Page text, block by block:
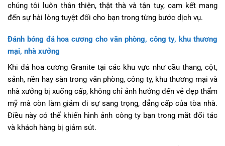
chúng tôi luôn thân thiện, thật thà và tận tụy, cam kết mang
đến sự hài lòng tuyệt đối cho bạn trong từng bước dịch vụ.
Đánh bóng đá hoa cương cho văn phòng, công ty, khu thương
mại, nhà xưởng
Khi đá hoa cương Granite tại các khu vực như cầu thang, cột,
sảnh, nền hay sàn trong văn phòng, công ty, khu thương mại và
nhà xưởng bị xuống cấp, không chỉ ảnh hưởng đến vẻ đẹp thẩm
mỹ mà còn làm giảm đi sự sang trọng, đẳng cấp của tòa nhà.
Điều này có thể khiến hình ảnh công ty bạn trong mắt đối tác
và khách hàng bị giảm sút.